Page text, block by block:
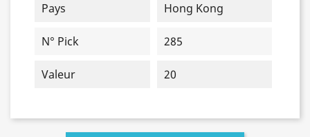
Pays Hong Kong
N° Pick 285
Valeur 20